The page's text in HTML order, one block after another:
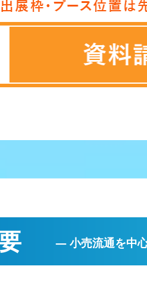
― 小売流通を中